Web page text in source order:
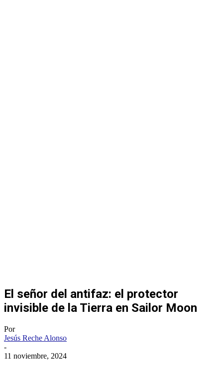
El señor del antifaz: el protector
invisible de la Tierra en Sailor Moon
Por
Jesús Reche Alonso
-
11 noviembre, 2024